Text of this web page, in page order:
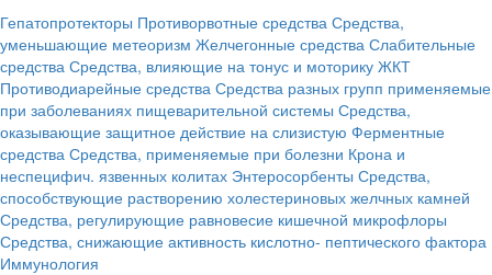
Гепатопротекторы Противорвотные средства Средства,
уменьшающие метеоризм Желчегонные средства Слабительные
средства Средства, влияющие на тонус и моторику ЖКТ
Противодиарейные средства Средства разных групп применяемые
при заболеваниях пищеварительной системы Средства,
оказывающие защитное действие на слизистую Ферментные
средства Средства, применяемые при болезни Крона и
неспецифич. язвенных колитах Энтеросорбенты Средства,
способствующие растворению холестериновых желчных камней
Средства, регулирующие равновесие кишечной микрофлоры
Средства, снижающие активность кислотно- пептического фактора
Иммунология